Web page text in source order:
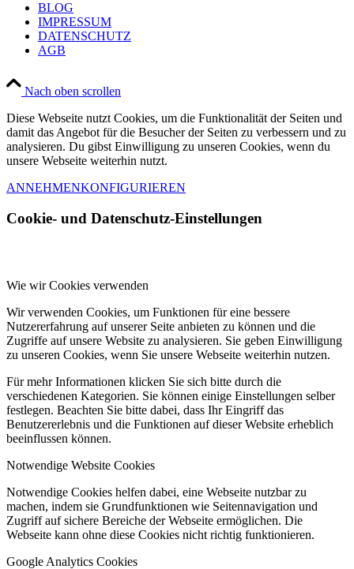
BLOG
IMPRESSUM
DATENSCHUTZ
AGB
Nach oben scrollen
Diese Webseite nutzt Cookies, um die Funktionalität der Seiten und
damit das Angebot für die Besucher der Seiten zu verbessern und zu
analysieren. Du gibst Einwilligung zu unseren Cookies, wenn du
unsere Webseite weiterhin nutzt.
ANNEHMENKONFIGURIEREN
Cookie- und Datenschutz-Einstellungen
Wie wir Cookies verwenden
Wir verwenden Cookies, um Funktionen für eine bessere
Nutzererfahrung auf unserer Seite anbieten zu können und die
Zugriffe auf unsere Website zu analysieren. Sie geben Einwilligung
zu unseren Cookies, wenn Sie unsere Webseite weiterhin nutzen.
Für mehr Informationen klicken Sie sich bitte durch die
verschiedenen Kategorien. Sie können einige Einstellungen selber
festlegen. Beachten Sie bitte dabei, dass Ihr Eingriff das
Benutzererlebnis und die Funktionen auf dieser Website erheblich
beeinflussen können.
Notwendige Website Cookies
Notwendige Cookies helfen dabei, eine Webseite nutzbar zu
machen, indem sie Grundfunktionen wie Seitennavigation und
Zugriff auf sichere Bereiche der Webseite ermöglichen. Die
Webseite kann ohne diese Cookies nicht richtig funktionieren.
Google Analytics Cookies